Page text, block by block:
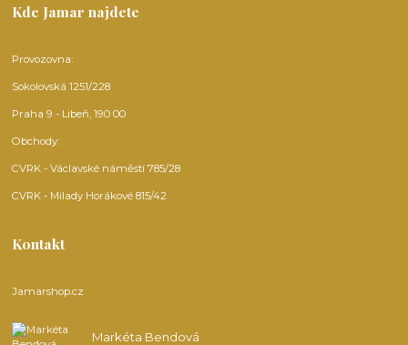
Kde Jamar najdete
Provozovna:
Sokolovská 1251/228
Praha 9 - Libeň, 190 00
Obchody:
CVRK - Václavské náměstí 785/28
CVRK - Milady Horákové 815/42
Kontakt
Jamarshop.cz
Markéta Bendová